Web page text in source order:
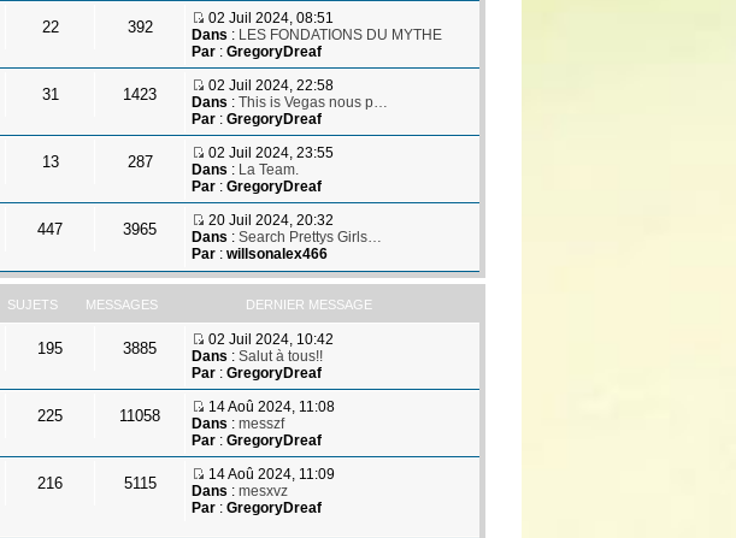
22 392
02 Juil 2024, 08:51
Dans : LES FONDATIONS DU MYTHE
Par: GregoryDreaf
31 1423
02 Juil 2024, 22:58
Dans : This is Vegas nous p…
Par: GregoryDreaf
13 287
02 Juil 2024, 23:55
Dans : La Team.
Par: GregoryDreaf
447 3965
20 Juil 2024, 20:32
Dans : Search Prettys Girls…
Par: willsonalex466
SUJETS MESSAGES DERNIER MESSAGE
195 3885
02 Juil 2024, 10:42
Dans : Salut à tous!!
Par: GregoryDreaf
225 11058
14 Aoû 2024, 11:08
Dans : messzf
Par: GregoryDreaf
216 5115
14 Aoû 2024, 11:09
Dans : mesxvz
Par: GregoryDreaf